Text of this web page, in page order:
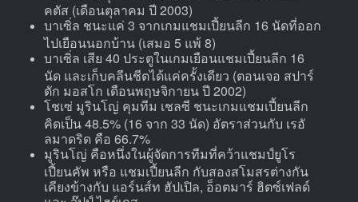
คตัส (เดือนตุลาคม ปี 2003)
บาเซิ่ล ชนะแค่ 3 จากเกมแชมเปี้ยนลีก 16 นัดที่ออก
ไปเยือนนอกบ้าน (เสมอ 5 แพ้ 8)
บาเซิ่ล เสีย 40 ประตูในเกมเยือนแชมเปี้ยนลีก 16
นัด และเก็บคลีนชีตได้แค่ครั้งเดียว (ตอนเจอ สปาร์
ตัก มอสโก เดือนพฤษจิกายน ปี 2002)
โชเซ่ มูรินโญ่ คุมทีม เชลซี ชนะเกมแชมเปี้ยนลีก
คิดเป็น 48.5% (16 จาก 33 นัด) อัตราส่วนกับ เรอั
ลมาดริด คือ 66.7%
มูรินโญ่ คือหนึ่งในผู้จัดการทีมที่คว้าแชมป์ยูโร
เปี้ยนคัพ หรือ แชมเปี้ยนลีก กับสองสโมสรต่างกัน
เคียงข้างกับ แอร์นส์ท ฮัปเปิล, อ็อตมาร์ ฮิตซ์เฟลด์